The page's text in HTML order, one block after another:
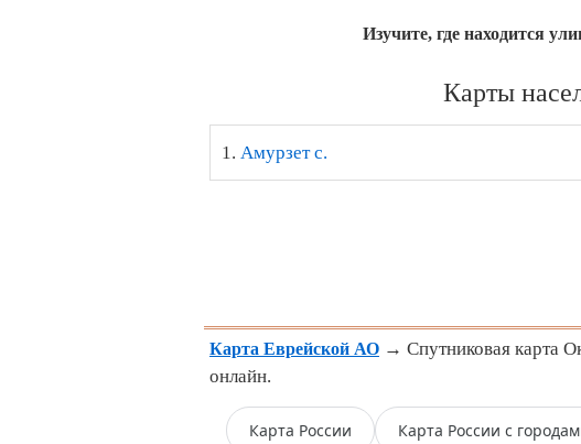
Изучите, где находится
Карты
1. Амурзет с.
Карта Еврейской АО → Спутниковая карта
онлайн.
Карта России Карта России с